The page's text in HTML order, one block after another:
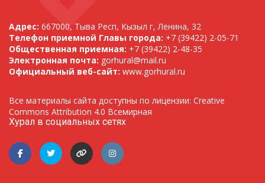
Адрес: 667000, Тыва Респ, Кызыл г, Ленина, 32
Телефон приемной Главы города: +7 (39422) 2-05-71
Общественная приемная: +7 (39422) 2-48-35
Электронная почта: gorhural@mail.ru
Официальный веб-сайт: www.gorhural.ru
Все материалы сайта доступны по лицензии: Creative
Commons Attribution 4.0 Всемирная
Хурал в социальных сетях